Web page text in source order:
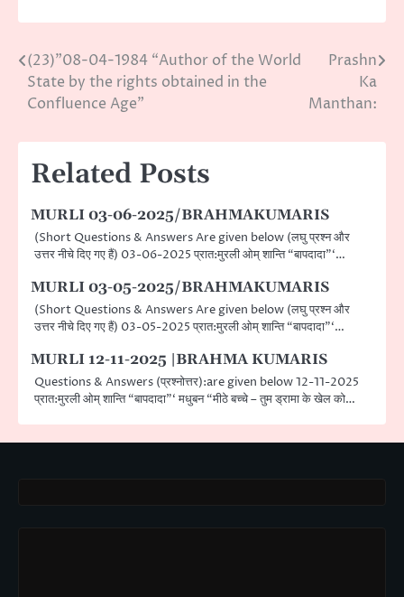
Post
navigation
(23)”08-04-1984 “Author of the World
State by the rights obtained in the
Confluence Age”
Prashn
Ka
Manthan:
Related Posts
MURLI 03-06-2025/BRAHMAKUMARIS
(Short Questions & Answers Are given below (लघु प्रश्न और
उत्तर नीचे दिए गए हैं) 03-06-2025 प्रात:मुरली ओम् शान्ति “बापदादा”‘…
MURLI 03-05-2025/BRAHMAKUMARIS
(Short Questions & Answers Are given below (लघु प्रश्न और
उत्तर नीचे दिए गए हैं) 03-05-2025 प्रात:मुरली ओम् शान्ति “बापदादा”‘…
MURLI 12-11-2025 |BRAHMA KUMARIS
Questions & Answers (प्रश्नोत्तर):are given below 12-11-2025
प्रात:मुरली ओम् शान्ति “बापदादा”‘ मधुबन “मीठे बच्चे – तुम ड्रामा के खेल को…